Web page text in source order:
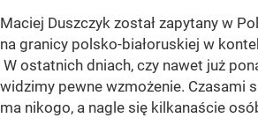
Maciej Duszczyk został zapytany w
na granicy polsko-białoruskiej w
W ostatnich dniach, czy nawet już
widzimy pewne wzmożenie. Czasami
ma nikogo, a nagle się kilkanaście